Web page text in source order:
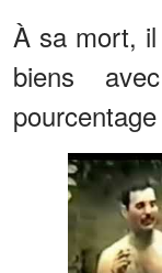
À sa mort,
biens